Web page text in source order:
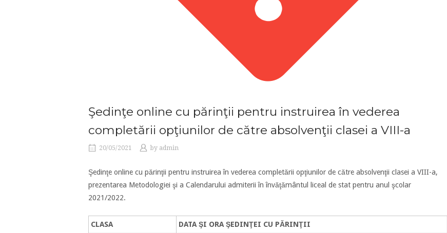
Şedinţe online cu părinţii pentru instruirea în vederea
completării opţiunilor de către absolvenţii clasei a VIII-a
20/05/2021 by admin
Şedinţe online cu părinţii pentru instruirea în vederea completării opţiunilor de către absolvenţii clasei a VIII-a,
prezentarea Metodologiei şi a Calendarului admiterii în învăţământul liceal de stat pentru anul şcolar
2021/2022.
CLASA DATA ŞI ORA ŞEDINŢEI CU PĂRINŢII